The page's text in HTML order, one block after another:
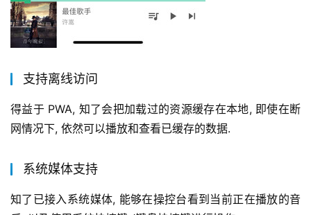
支持离线访问
得益于 PWA, 知了会把加载过的资源缓存在本地, 即使在断
网情况下, 依然可以播放和查看已缓存的数据.
系统媒体支持
知了已接入系统媒体, 能够在操控台看到当前正在播放的音